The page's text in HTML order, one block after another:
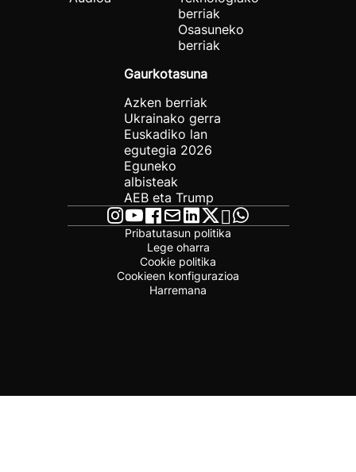
berriak
Osasuneko
berriak
Gaurkotasuna
Azken berriak
Ukrainako gerra
Euskadiko lan
egutegia 2026
Eguneko
albisteak
AEB eta Trump
Pribatutasun politika
Lege oharra
Cookie politika
Cookieen konfigurazioa
Harremana